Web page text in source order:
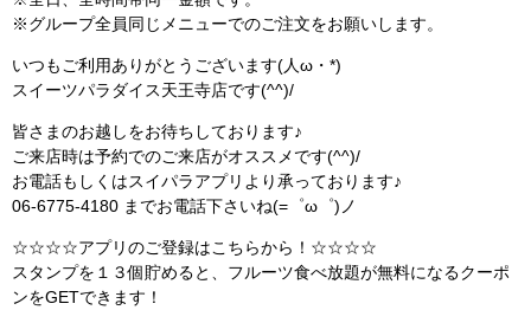
※グループ全員同じメニューでのご注文をお願いします。
いつもご利用ありがとうございます(人ω・*)
スイーツパラダイス天王寺店です(^^)/
皆さまのお越しをお待ちしております♪
ご来店時は予約でのご来店がオススメです(^^)/
お電話もしくはスイパラアプリより承っております♪
06-6775-4180 までお電話下さいね(=゜ω゜)ノ
☆☆☆☆アプリのご登録はこちらから！☆☆☆☆
スタンプを１３個貯めると、フルーツ食べ放題が無料になるクーポ
ンをGETできます！